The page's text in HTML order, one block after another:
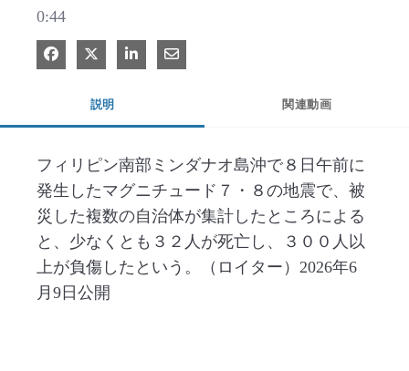
0:44
Facebook で共有
Xで共有する
LinkedIn で共有
電子メールで共有
説明 関連動画
フィリピン南部ミンダナオ島沖で８日午前に
発生したマグニチュード７・８の地震で、被
災した複数の自治体が集計したところによる
と、少なくとも３２人が死亡し、３００人以
上が負傷したという。（ロイター）2026年6
月9日公開